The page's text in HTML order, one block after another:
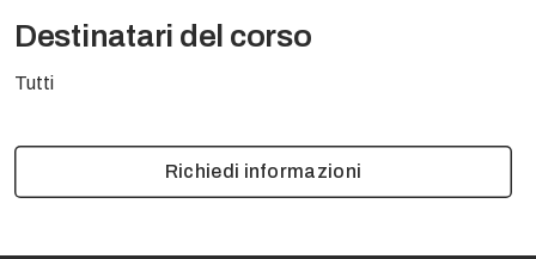
Destinatari del corso
Tutti
Richiedi informazioni